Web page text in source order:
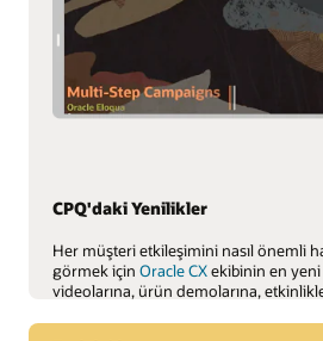
CPQ'daki Yenilikler
Her müşteri etkileşimini nasıl önemli
görmek için Oracle CXekibinin en yeni
videolarına, ürün demolarına,